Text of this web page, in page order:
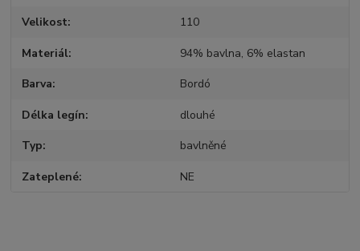
Velikost 110
Materiál 94% bavlna, 6% elastan
Barva Bordó
Délka legín dlouhé
Typ bavlněné
Zateplené NE